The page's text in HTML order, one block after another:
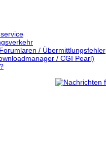
/ Übermittlungsfehler
/ CGI Pearl)